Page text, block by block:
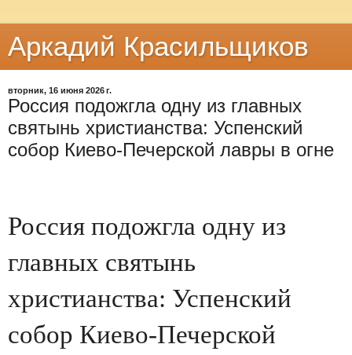
Аркадий Красильщиков
вторник, 16 июня 2026 г.
Россия подожгла одну из главных
святынь христианства: Успенский
собор Киево-Печерской лавры в огне
Россия подожгла одну из
главных святынь
христианства: Успенский
собор Киево-Печерской